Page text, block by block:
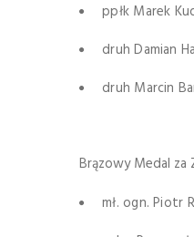
ppłk Marek
druh Damian
druh Marcin
Brązowy Medal za
mł. ogn. Piotr